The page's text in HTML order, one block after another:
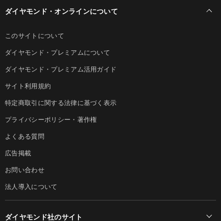
ダイヤモンド・オンラインについて
このサイトについて
ダイヤモンド・プレミアムについて
ダイヤモンド・プレミアム活用ガイド
サイト利用規約
特定商取引に関する法律に基づく表示
プライバシーポリシー・著作権
よくある質問
広告掲載
お問い合わせ
法人導入について
ダイヤモンド社のサイト